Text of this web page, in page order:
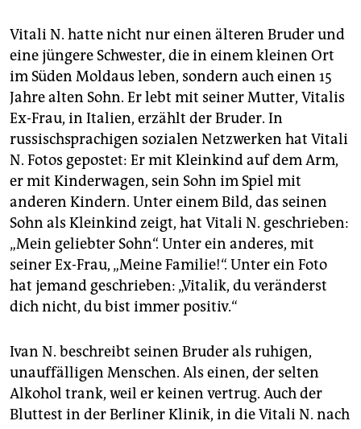
Vitali N. hatte nicht nur einen älteren Bruder und
eine jüngere Schwester, die in einem kleinen Ort
im Süden Moldaus leben, sondern auch einen 15
Jahre alten Sohn. Er lebt mit seiner Mutter, Vitalis
Ex-Frau, in Italien, erzählt der Bruder. In
russischsprachigen sozialen Netzwerken hat Vitali
N. Fotos gepostet: Er mit Kleinkind auf dem Arm,
er mit Kinderwagen, sein Sohn im Spiel mit
anderen Kindern. Unter einem Bild, das seinen
Sohn als Kleinkind zeigt, hat Vitali N. geschrieben:
„Mein geliebter Sohn“. Unter ein anderes, mit
seiner Ex-Frau, „Meine Familie!“. Unter ein Foto
hat jemand geschrieben: „Vitalik, du veränderst
dich nicht, du bist immer positiv.“
Ivan N. beschreibt seinen Bruder als ruhigen,
unauffälligen Menschen. Als einen, der selten
Alkohol trank, weil er keinen vertrug. Auch der
Bluttest in der Berliner Klinik, in die Vitali N. nach